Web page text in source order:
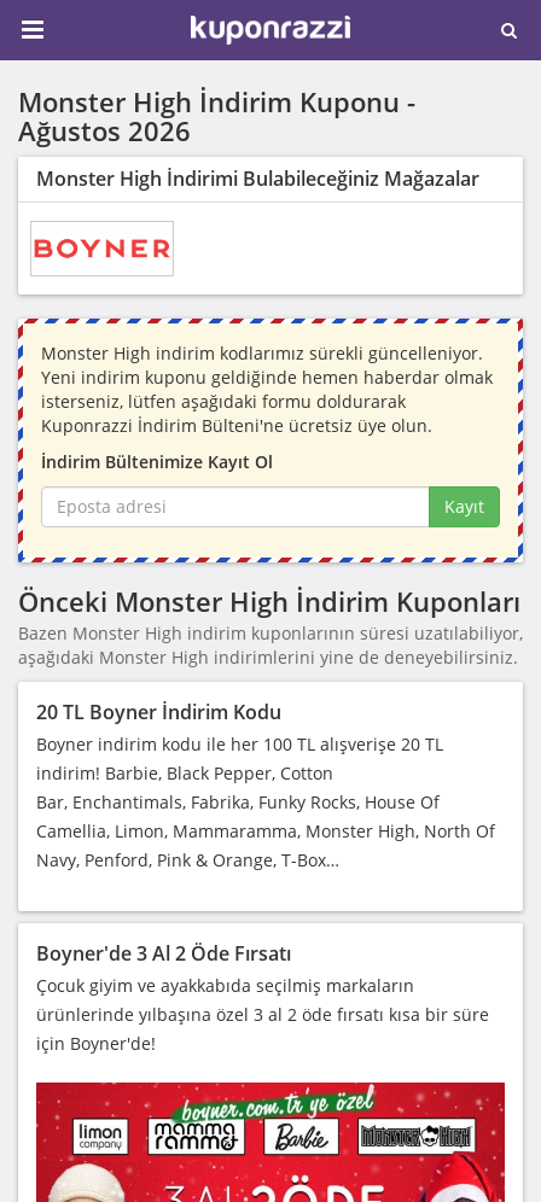
Monster High İndirim Kuponu -
Ağustos 2026
Monster High İndirimi Bulabileceğiniz Mağazalar
Monster High indirim kodlarımız sürekli güncelleniyor.
Yeni indirim kuponu geldiğinde hemen haberdar olmak
isterseniz, lütfen aşağıdaki formu doldurarak
Kuponrazzi İndirim Bülteni'ne ücretsiz üye olun.
İndirim Bültenimize Kayıt Ol
Kayıt
Önceki Monster High İndirim Kuponları
Bazen Monster High indirim kuponlarının süresi uzatılabiliyor,
aşağıdaki Monster High indirimlerini yine de deneyebilirsiniz.
20 TL Boyner İndirim Kodu
Boyner indirim kodu ile her 100 TL alışverişe 20 TL
indirim! Barbie, Black Pepper, Cotton
Bar, Enchantimals, Fabrika, Funky Rocks, House Of
Camellia, Limon, Mammaramma, Monster High, North Of
Navy, Penford, Pink & Orange, T-Box…
Boyner'de 3 Al 2 Öde Fırsatı
Çocuk giyim ve ayakkabıda seçilmiş markaların
ürünlerinde yılbaşına özel 3 al 2 öde fırsatı kısa bir süre
için Boyner'de!